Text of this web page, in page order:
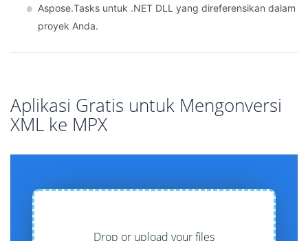
Aspose.Tasks untuk .NET DLL yang direferensikan dalam
proyek Anda.
Aplikasi Gratis untuk Mengonversi
XML ke MPX